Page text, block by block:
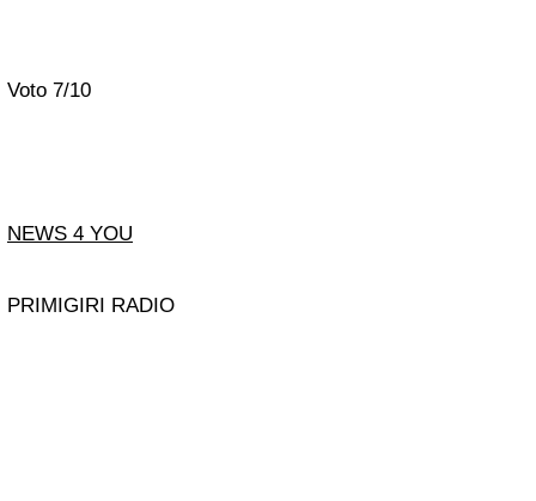
Voto 7/10
NEWS 4 YOU
PRIMIGIRI RADIO